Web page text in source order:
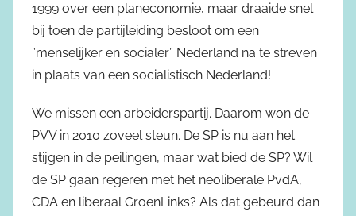
1999 over een planeconomie, maar draaide snel
bij toen de partijleiding besloot om een
”menselijker en socialer” Nederland na te streven
in plaats van een socialistisch Nederland!
We missen een arbeiderspartij. Daarom won de
PVV in 2010 zoveel steun. De SP is nu aan het
stijgen in de peilingen, maar wat bied de SP? Wil
de SP gaan regeren met het neoliberale PvdA,
CDA en liberaal GroenLinks? Als dat gebeurd dan